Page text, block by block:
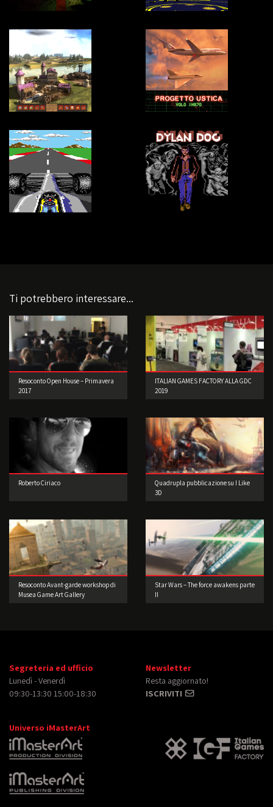
Ti potrebbero interessare...
Resoconto Open House – Primavera
2017
ITALIAN GAMES FACTORY ALLA GDC
2019
Roberto Ciriaco
Quadrupla pubblicazione su I Like
3D
Resoconto Avant-garde workshop di
Musea Game Art Gallery
Star Wars – The force awakens parte
II
Segreteria ed ufficio
Lunedì - Venerdì
09:30-13:30 15:00-18:30
Newsletter
Resta aggiornato!
ISCRIVITI
Universo iMasterArt